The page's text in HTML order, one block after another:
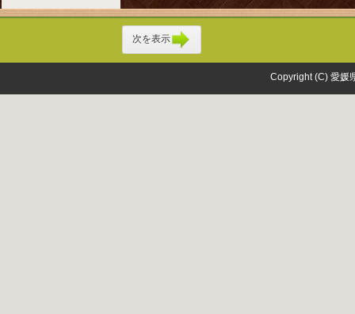
次を表示
Copyright (C) 愛媛